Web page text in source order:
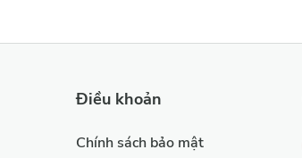
Điều khoản
Chính sách bảo mật